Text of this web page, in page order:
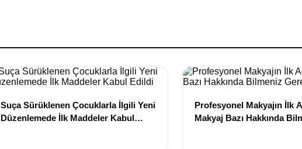
Suça Sürüklenen Çocuklarla İlgili Yeni
Düzenlemede İlk Maddeler Kabul
Profesyonel Makyajın İlk
Makyaj Bazı Hakkında